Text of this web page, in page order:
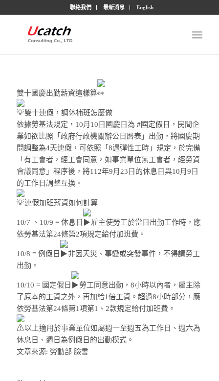
聯絡我們 最新消息 English
雙十國慶出勤薪資這樣算
雙十連假，調休補班怎麼做
依據勞基法規定，10月10日國慶日為 #國定假日 ，民間企
業如欲比照「政府行政機關辦公日曆表」出勤，將國慶期
間調整為4天連假，可依照「8週彈性工時」規定，於完備
「有工會者，經工會同意，如事業單位無工會者，經勞資
會議同意」程序後，將112年9月23日的休息日與10月9日
的工作日調整互換。
連假加班薪資如何計算
10/7 、10/9 = 休息日
雇主使勞工於當日出勤工作時，應
依勞基法第24條第2項規定給付加班費。
10/8 = 例假日
非因天災、事變或突發事件，不得請勞工
出勤。
10/10 = 國定假日
勞工同意出勤，8小時以內者，雇主除
了原本的工資之外，再加給1倍工資。超過8小時部分，應
依勞基法第24條第1項第1、2款規定給付加班費。
以上適用於事業單位如屬週一至週五為工作日、週六為
休息日、週日為例假日的出勤模式。
文章來源: 勞動部 臉書